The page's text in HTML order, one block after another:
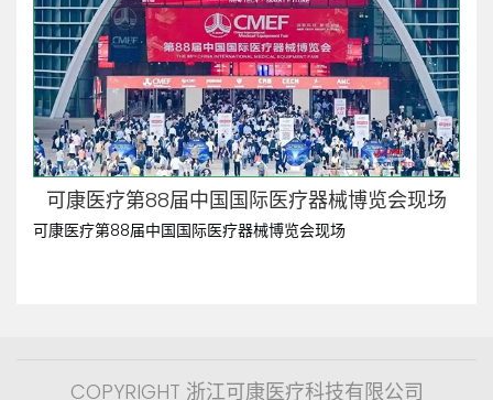
可康医疗第88届中国国际医疗器械博览会现场
可康医疗第88届中国国际医疗器械博览会现场
COPYRIGHT 浙江可康医疗科技有限公司